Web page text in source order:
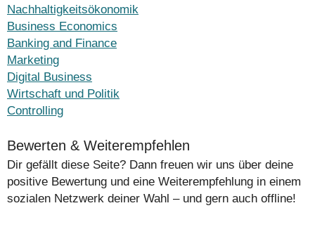
Nachhaltigkeitsökonomik
Business Economics
Banking and Finance
Marketing
Digital Business
Wirtschaft und Politik
Controlling
Bewerten & Weiterempfehlen
Dir gefällt diese Seite? Dann freuen wir uns über deine
positive Bewertung und eine Weiterempfehlung in einem
sozialen Netzwerk deiner Wahl – und gern auch offline!